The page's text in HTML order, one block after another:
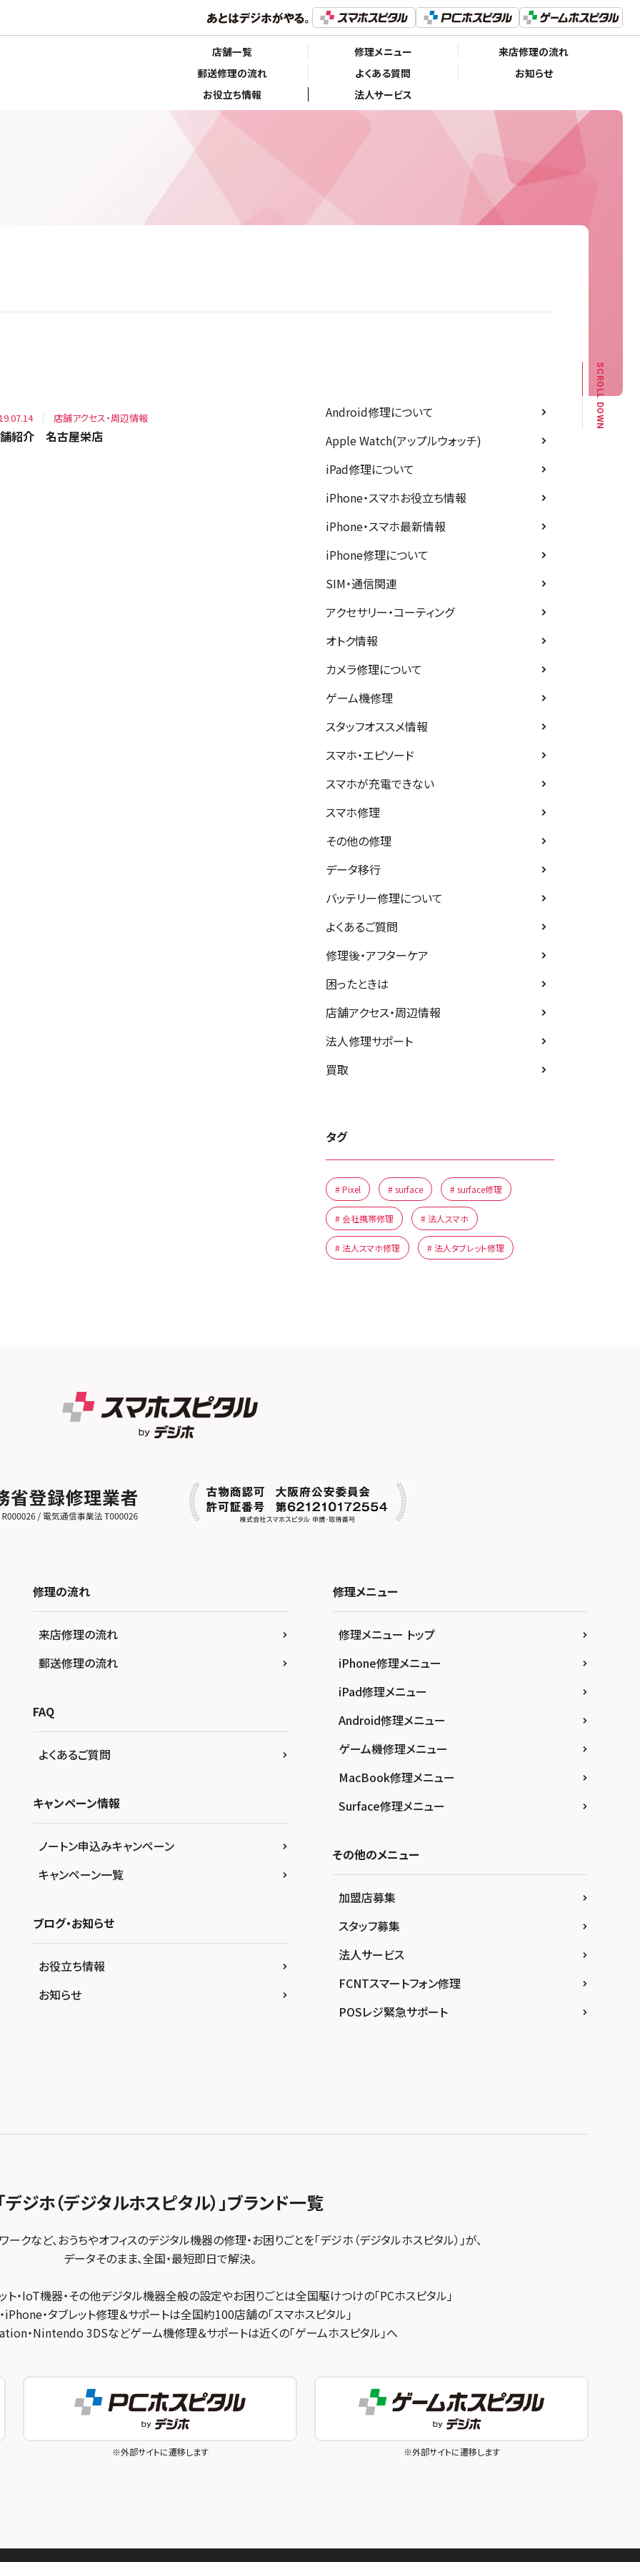
店舗一覧 修理メニュー
来店修理の流れ
郵送修理の流れ
よくある質問
お知らせ
お役立ち情報
法人サービス
SCROLL DOWN
店舗アクセス・周辺情報
紹介 名古屋栄店
Android修理について
Apple Watch(アップルウォッチ)
iPad修理について
iPhone・スマホお役立ち情報
iPhone・スマホ最新情報
iPhone修理について
SIM・通信関連
アクセサリー・コーティング
オトク情報
カメラ修理について
ゲーム機修理
スタッフオススメ情報
スマホ・エピソード
スマホが充電できない
スマホ修理
その他の修理
データ移行
バッテリー修理について
よくあるご質問
修理後・アフターケア
困ったときは
店舗アクセス・周辺情報
法人修理サポート
買取
タグ
# Pixel # surface # surface修理
# 会社携帯修理 # 法人スマホ
# 法人スマホ修理 # 法人タブレット修理
修理の流れ
来店修理の流れ
郵送修理の流れ
FAQ
よくあるご質問
キャンペーン情報
ノートン申込みキャンペーン
キャンペーン一覧
ブログ・お知らせ
お役立ち情報
お知らせ
修理メニュー
修理メニュー トップ
iPhone修理メニュー
iPad修理メニュー
Android修理メニュー
ゲーム機修理メニュー
MacBook修理メニュー
Surface修理メニュー
その他のメニュー
加盟店募集
スタッフ募集
法人サービス
FCNTスマートフォン修理
POSレジ緊急サポート
デジホ（デジタルホスピタル）」ブランド一覧
ークなど、おうちやオフィスのデジタル機器の修理・お困りごとを「デジホ（デジタルホスピタル）」が、
データそのまま、全国・最短即日で解決。
ト・IoT機器・その他デジタル機器全般の設定やお困りごとは全国駆けつけの「PCホスピタル」
iPhone・タブレット修理＆サポートは全国約100店舗の「スマホスピタル」
・Nintendo 3DSなどゲーム機修理＆サポートは近くの「ゲームホスピタル」へ
※外部サイトに遷移します ※外部サイトに遷移します